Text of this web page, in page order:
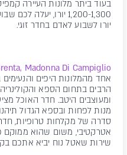
בעוד ביתר מלונות העיירה
יורו לשבוע לאדם בחדר זוגי.
Madonna Di Campiglio
אחד מהמלונות היפים והנעימים
הרבים בתחום הספא
ומעוצבים היטב. חדר האוכל
מנות לפחות ובספא הגדול
סדרה של מקלחות טרופיות, חדר
שירות שאטל נוח יביא אתכם